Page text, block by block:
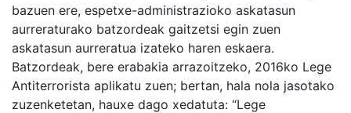
bazuen ere, espetxe-administrazioko askatasun
aurreraturako batzordeak gaitzetsi egin zuen
askatasun aurreratua izateko haren eskaera.
Batzordeak, bere erabakia arrazoitzeko, 2016ko Lege
Antiterrorista aplikatu zuen; bertan, hala nola jasotako
zuzenketetan, hauxe dago xedatuta: “Lege